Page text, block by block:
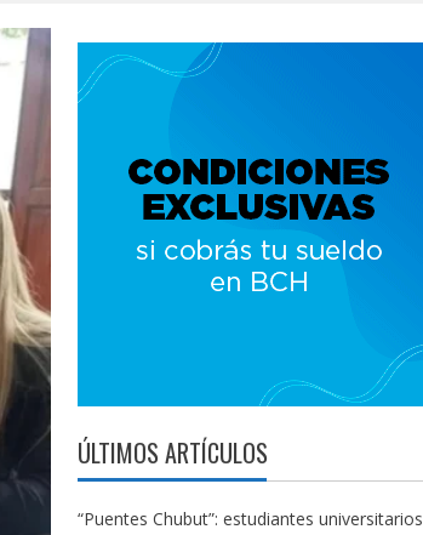
ÚLTIMOS ARTÍCULOS
“Puentes Chubut”: estudiantes universitarios